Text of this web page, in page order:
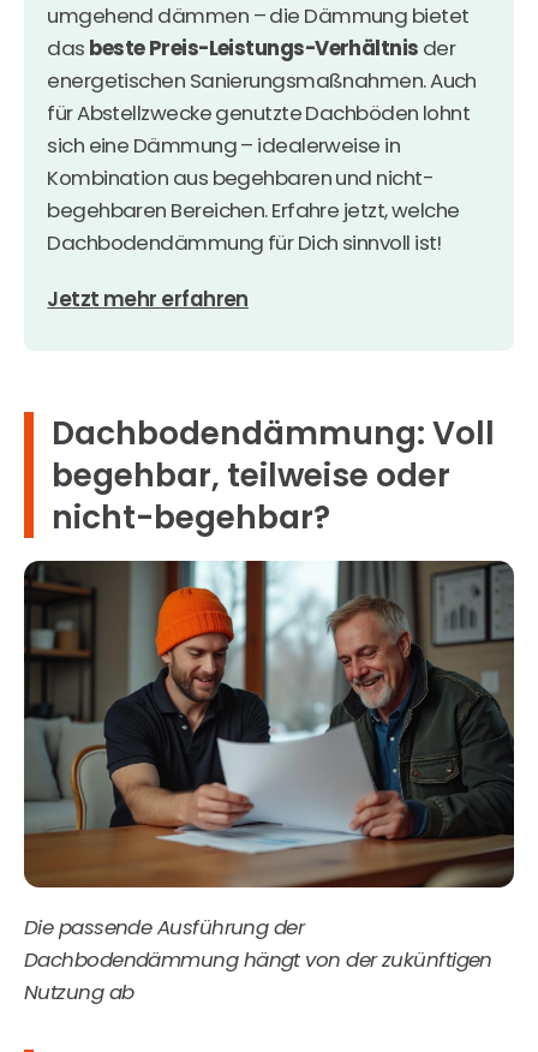
umgehend dämmen – die Dämmung bietet
das beste Preis-Leistungs-Verhältnis der
energetischen Sanierungsmaßnahmen. Auch
für Abstellzwecke genutzte Dachböden lohnt
sich eine Dämmung – idealerweise in
Kombination aus begehbaren und nicht-
begehbaren Bereichen. Erfahre jetzt, welche
Dachbodendämmung für Dich sinnvoll ist!
Jetzt mehr erfahren
Dachbodendämmung: Voll
begehbar, teilweise oder
nicht-begehbar?
Die passende Ausführung der
Dachbodendämmung hängt von der zukünftigen
Nutzung ab